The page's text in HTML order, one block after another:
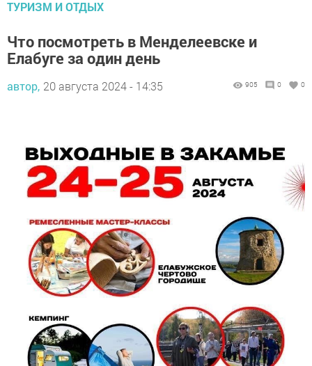
ТУРИЗМ И ОТДЫХ
Что посмотреть в Менделеевске и
Елабуге за один день
автор, 20 августа 2024 - 14:35 905 0 0